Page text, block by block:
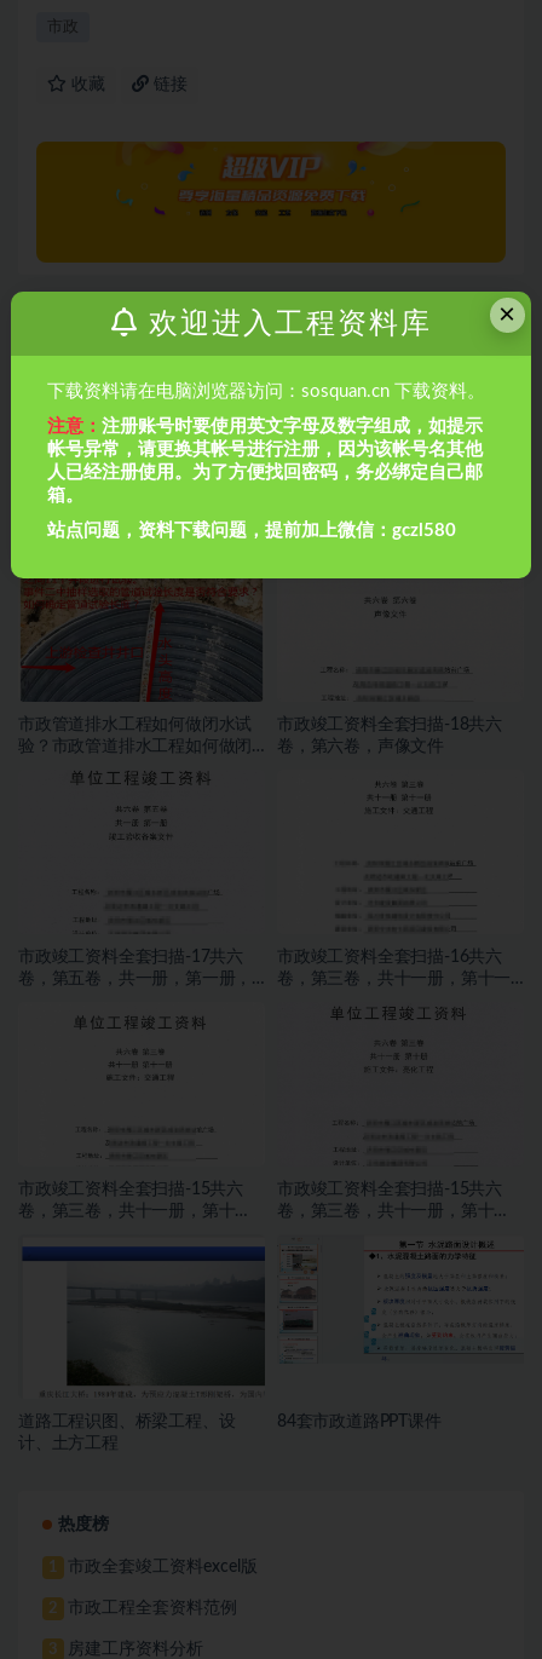
市政
收藏 链接
上一篇
城市综合管廊施工组织攻略
下一篇
市政桥梁培训
市政管道排水工程如何做闭水试
验？市政管道排水工程如何做闭
水试验？
市政竣工资料全套扫描-18共六
卷，第六卷，声像文件
市政竣工资料全套扫描-17共六
卷，第五卷，共一册，第一册，
市政竣工资料全套扫描-16共六
卷，第三卷，共十一册，第十一
市政竣工资料全套扫描-15共六
卷，第三卷，共十一册，第十
市政竣工资料全套扫描-15共六
卷，第三卷，共十一册，第十
道路工程识图、桥梁工程、设
计、土方工程
84套市政道路PPT课件
热度榜
1 市政全套竣工资料excel版
2 市政工程全套资料范例
3 房建工序资料分析
×
欢迎进入工程资料库
下载资料请在电脑浏览器访问：sosquan.cn 下载资料。
注意：注册账号时要使用英文字母及数字组成，如提示
帐号异常，请更换其帐号进行注册，因为该帐号名其他
人已经注册使用。为了方便找回密码，务必绑定自己邮
箱。
站点问题，资料下载问题，提前加上微信：gczl580